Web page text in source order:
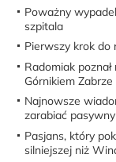
Poważny
szpitala
Pierwszy krok
Radomiak
Górnikiem Zabrze
Najnowsze
zarabiać
Pasjans, który
silniejszej niż